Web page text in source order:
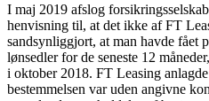
I maj 2019 afslog
henvisning til, at det ikke af FT
sandsynliggjort, at man havde fået
lønsedler for de seneste 12
i oktober 2018. FT Leasing
bestemmelsen var uden angivne